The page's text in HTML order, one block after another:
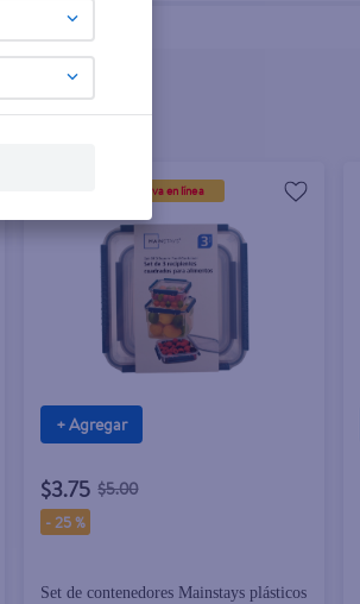
Rebaja exclusiva en línea
+ Agregar
$3.75 $5.00
-25 %
Set de contenedores Mainstays plásticos